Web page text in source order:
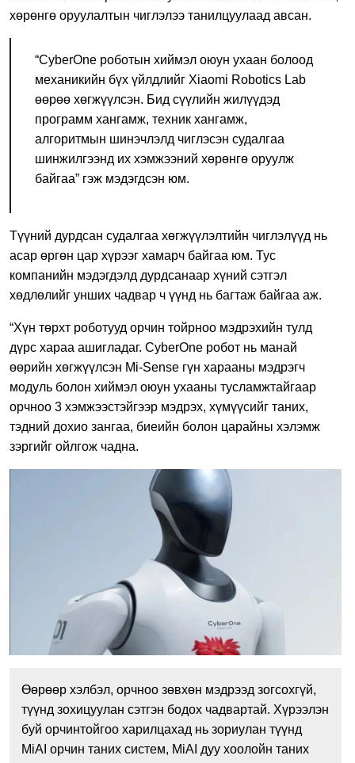
хөрөнгө оруулалтын чиглэлээ танилцуулаад авсан.
“CyberOne роботын хиймэл оюун ухаан болоод
механикийн бүх үйлдлийг Xiaomi Robotics Lab
өөрөө хөгжүүлсэн. Бид сүүлийн жилүүдэд
программ хангамж, техник хангамж,
алгоритмын шинэчлэлд чиглэсэн судалгаа
шинжилгээнд их хэмжээний хөрөнгө оруулж
байгаа” гэж мэдэгдсэн юм.
Түүний дурдсан судалгаа хөгжүүлэлтийн чиглэлүүд нь
асар өргөн цар хүрээг хамарч байгаа юм. Тус
компанийн мэдэгдэлд дурдсанаар хүний сэтгэл
хөдлөлийг унших чадвар ч үүнд нь багтаж байгаа аж.
“Хүн төрхт роботууд орчин тойрноо мэдрэхийн тулд
дүрс хараа ашигладаг. CyberOne робот нь манай
өөрийн хөгжүүлсэн Mi-Sense гүн харааны мэдрэгч
модуль болон хиймэл оюун ухааны тусламжтайгаар
орчноо 3 хэмжээстэйгээр мэдрэх, хүмүүсийг таних,
тэдний дохио зангаа, биеийн болон царайны хэлэмж
зэргийг ойлгож чадна.
Өөрөөр хэлбэл, орчноо зөвхөн мэдрээд зогсохгүй,
түүнд зохицуулан сэтгэн бодох чадвартай. Хүрээлэн
буй орчинтойгоо харилцахад нь зориулан түүнд
MiAI орчин таних систем, MiAI дуу хоолойн таних